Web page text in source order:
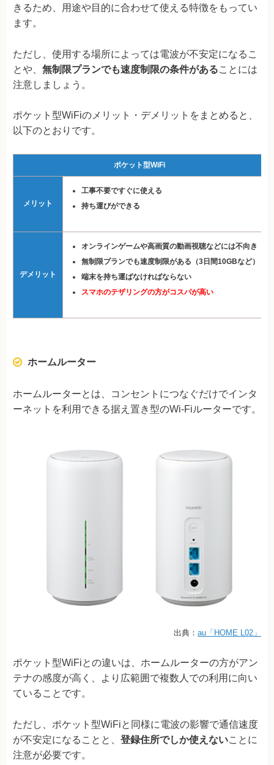
きるため、用途や目的に合わせて使える特徴をもってい
ます。
ただし、使用する場所によっては電波が不安定になるこ
とや、 無制限プランでも速度制限の条件があることには
注意しましょう。
ポケット型WiFiのメリット・デメリットをまとめると、
以下のとおりです。
ポケット型WiFi
メリット
工事不要ですぐに使える
持ち運びができる
デメリット
オンラインゲームや高画質の動画視聴などには不向き
無制限プランでも速度制限がある（3日間10GBなど）
端末を持ち運ばなければならない
スマホのテザリングの方がコスパが高い
ホームルーター
ホームルーターとは、コンセントにつなぐだけでインタ
ーネットを利用できる据え置き型のWi-Fiルーターです。
出典： au「HOME L02」
ポケット型WiFiとの違いは、ホームルーターの方がアン
テナの感度が高く、より広範囲で複数人での利用に向い
ていることです。
ただし、ポケット型WiFiと同様に電波の影響で通信速度
が不安定になることと、 登録住所でしか使えないことに
注意が必要です。